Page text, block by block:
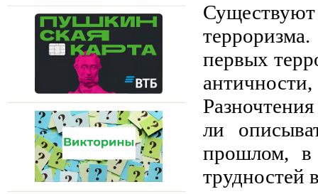
Существуют
первых
ли
прошлом, в
трудностей